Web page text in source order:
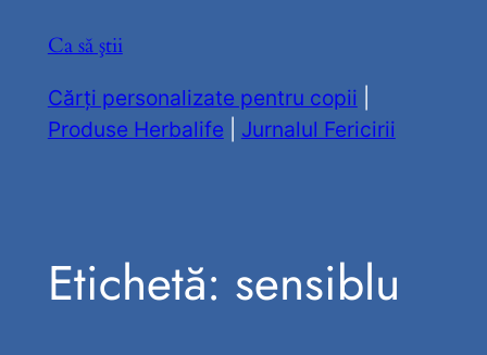
conținut
Ca să ştii
Cărți personalizate pentru copii
Produse Herbalife
Jurnalul Fericirii
Etichetă: sensiblu